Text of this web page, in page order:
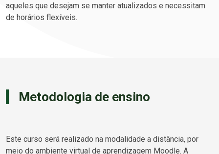
aqueles que desejam se manter atualizados e necessitam
de horários flexíveis.
Metodologia de ensino
Este curso será realizado na modalidade a distância, por
meio do ambiente virtual de aprendizagem Moodle. A